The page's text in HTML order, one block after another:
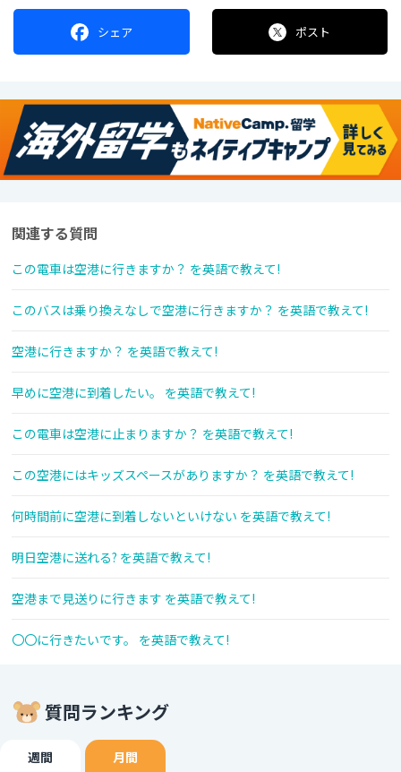
シェア ポスト
関連する質問
この電車は空港に行きますか？ を英語で教えて!
このバスは乗り換えなしで空港に行きますか？ を英語で教えて!
空港に行きますか？ を英語で教えて!
早めに空港に到着したい。 を英語で教えて!
この電車は空港に止まりますか？ を英語で教えて!
この空港にはキッズスペースがありますか？ を英語で教えて!
何時間前に空港に到着しないといけない を英語で教えて!
明日空港に送れる? を英語で教えて!
空港まで見送りに行きます を英語で教えて!
〇〇に行きたいです。 を英語で教えて!
質問ランキング
週間 月間